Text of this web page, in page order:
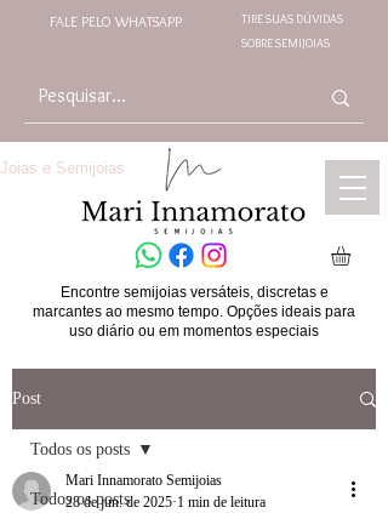
FALE PELO WHATSAPP
TIRE SUAS DÚVIDAS
SOBRE SEMIJOIAS
Joias e Semijoias
Encontre semijoias versáteis, discretas e
marcantes ao mesmo tempo. Opções ideais para
uso diário ou em momentos especiais
Post
Todos os posts
Todos os posts
Mari Innamorato Semijoias
28 de jun. de 2025 1 min de leitura